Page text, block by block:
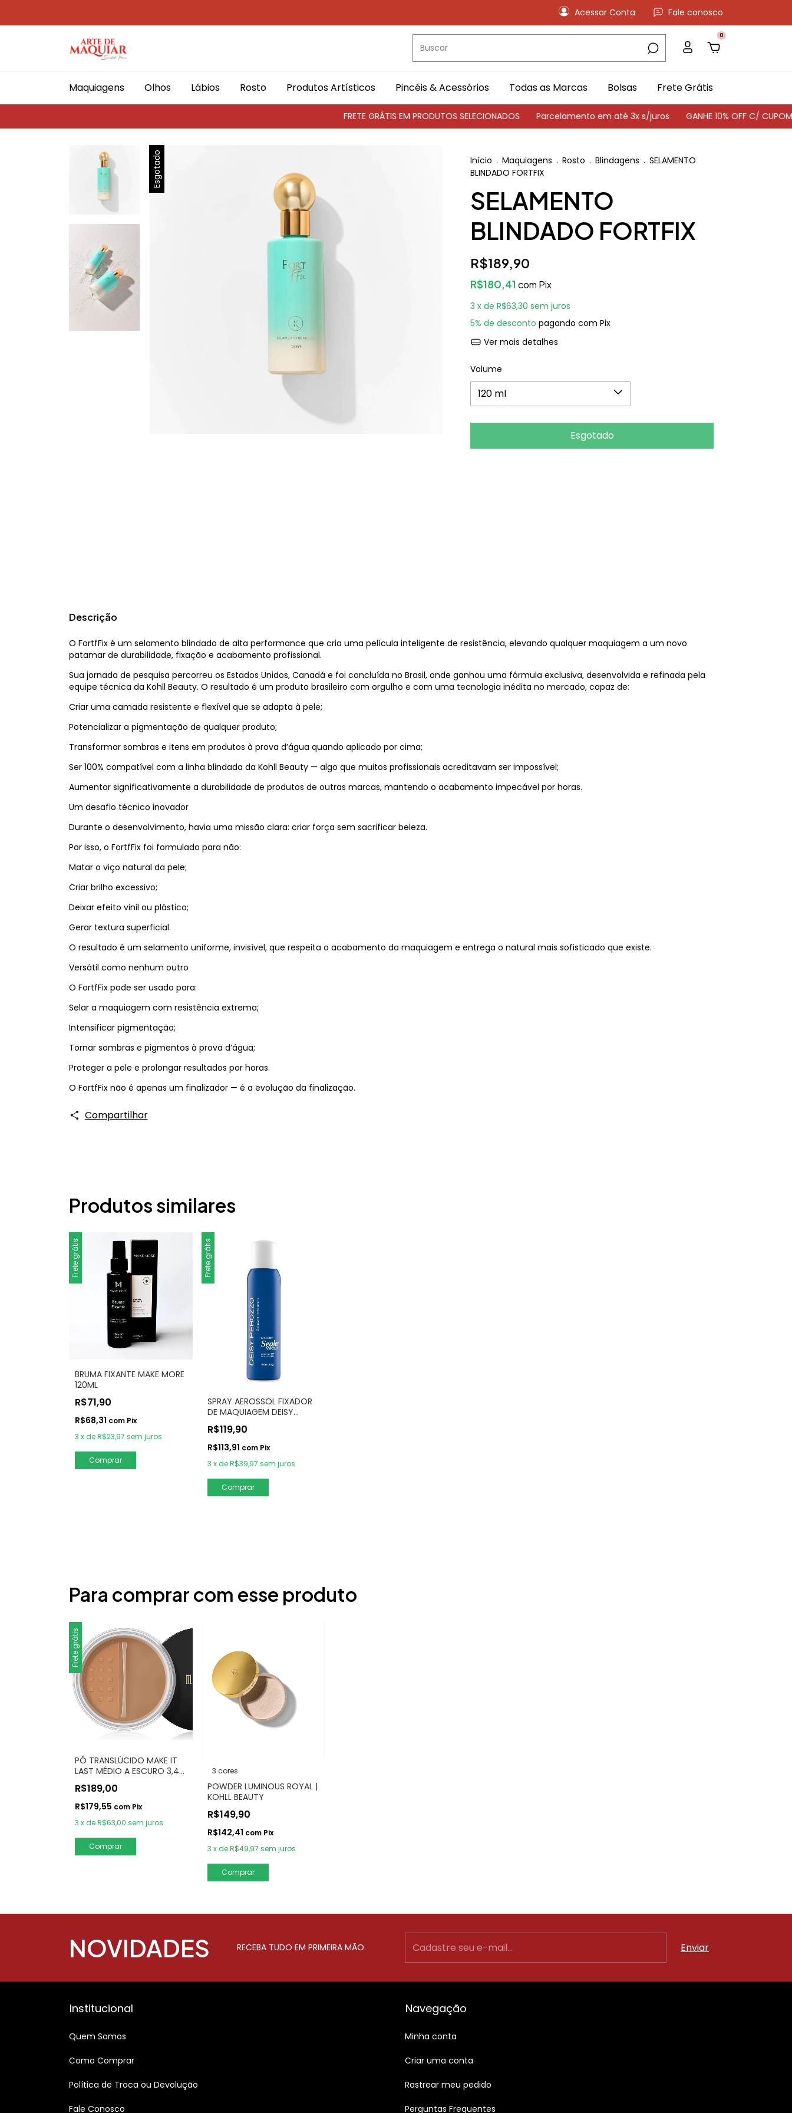
Acessar Conta Fale conosco
0
Maquiagens Olhos Lábios Rosto Produtos Artísticos Pincéis & Acessórios Todas as Marcas Bolsas Frete Grátis
FRETE GRÁTIS EM PRODUTOS SELECIONADOS Parcelamento em até 3x s/juros GANHE 10% OFF C/ CUPOM:
Esgotado Início . Maquiagens . Rosto . Blindagens . SELAMENTO
BLINDADO FORTFIX
SELAMENTO
BLINDADO FORTFIX
R$189,90
R$180,41com Pix
3 x de R$63,30 sem juros
5% de desconto pagando com Pix
Ver mais detalhes
Volume
Descrição
O FortfFix é um selamento blindado de alta performance que cria uma película inteligente de resistência, elevando qualquer maquiagem a um novo
patamar de durabilidade, fixação e acabamento profissional.
Sua jornada de pesquisa percorreu os Estados Unidos, Canadá e foi concluída no Brasil, onde ganhou uma fórmula exclusiva, desenvolvida e refinada pela
equipe técnica da Kohll Beauty. O resultado é um produto brasileiro com orgulho e com uma tecnologia inédita no mercado, capaz de:
Criar uma camada resistente e flexível que se adapta à pele;
Potencializar a pigmentação de qualquer produto;
Transformar sombras e itens em produtos à prova d’água quando aplicado por cima;
Ser 100% compatível com a linha blindada da Kohll Beauty — algo que muitos profissionais acreditavam ser impossível;
Aumentar significativamente a durabilidade de produtos de outras marcas, mantendo o acabamento impecável por horas.
Um desafio técnico inovador
Durante o desenvolvimento, havia uma missão clara: criar força sem sacrificar beleza.
Por isso, o FortfFix foi formulado para não:
Matar o viço natural da pele;
Criar brilho excessivo;
Deixar efeito vinil ou plástico;
Gerar textura superficial.
O resultado é um selamento uniforme, invisível, que respeita o acabamento da maquiagem e entrega o natural mais sofisticado que existe.
Versátil como nenhum outro
O FortfFix pode ser usado para:
Selar a maquiagem com resistência extrema;
Intensificar pigmentação;
Tornar sombras e pigmentos à prova d’água;
Proteger a pele e prolongar resultados por horas.
O FortfFix não é apenas um finalizador — é a evolução da finalização.
Compartilhar
Produtos similares
Frete grátis
BRUMA FIXANTE MAKE MORE
120ML
R$71,90
R$68,31 com Pix
3 xdeR$23,97 sem juros
Frete grátis
SPRAY AEROSSOL FIXADOR
DE MAQUIAGEM DEISY
PEROZZO
R$119,90
R$113,91 com Pix
3 xdeR$39,97 sem juros
Para comprar com esse produto
Frete grátis
PÓ TRANSLÚCIDO MAKE IT
LAST MÉDIO A ESCURO 3,4g
- MILANI
R$189,00
R$179,55 com Pix
3 xdeR$63,00 sem juros
Comprar
3 cores
POWDER LUMINOUS ROYAL |
KOHLL BEAUTY
R$149,90
R$142,41 com Pix
3 xdeR$49,97 sem juros
Comprar
NOVIDADES RECEBA TUDO EM PRIMEIRA MÃO.
Institucional
Quem Somos
Como Comprar
Política de Troca ou Devolução
Fale Conosco
Navegação
Minha conta
Criar uma conta
Rastrear meu pedido
Perguntas Frequentes